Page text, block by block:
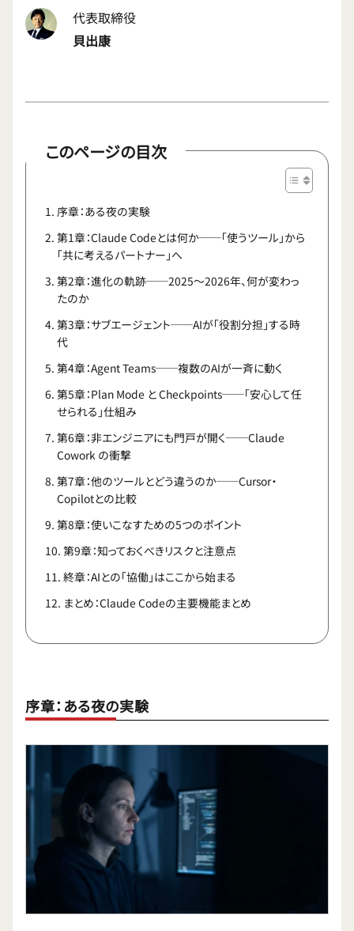
代表取締役
貝出康
このページの目次
序章：ある夜の実験
第1章：Claude Codeとは何か──「使うツール」から
「共に考えるパートナー」へ
第2章：進化の軌跡──2025〜2026年、何が変わっ
たのか
第3章：サブエージェント──AIが「役割分担」する時
代
第4章：Agent Teams──複数のAIが一斉に動く
第5章：Plan Mode と Checkpoints──「安心して任
せられる」仕組み
第6章：非エンジニアにも門戸が開く──Claude
Cowork の衝撃
第7章：他のツールとどう違うのか──Cursor・
Copilotとの比較
第8章：使いこなすための5つのポイント
第9章：知っておくべきリスクと注意点
終章：AIとの「協働」はここから始まる
まとめ：Claude Codeの主要機能まとめ
序章：ある夜の実験